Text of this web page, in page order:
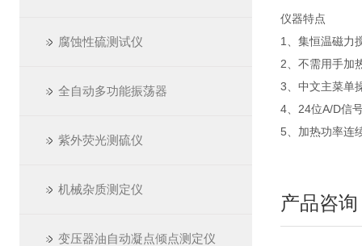
腐蚀性硫测试仪
全自动多功能振荡器
紫外荧光测硫仪
机械杂质测定仪
变压器油自动凝点倾点测定仪
仪器特点
1、集恒温磁力
2、不需用手加
3、中文主菜单
4、24位A/D信
5、加热功率连
产品咨询